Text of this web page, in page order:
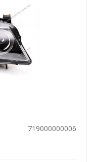
719000000006